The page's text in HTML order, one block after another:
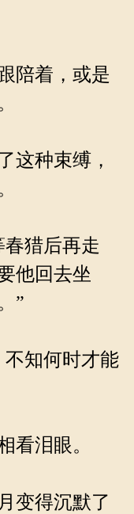
陪着，或是
这种束缚，
猎后再走
他回去坐
”
知何时才能
看泪眼。
变得沉默了